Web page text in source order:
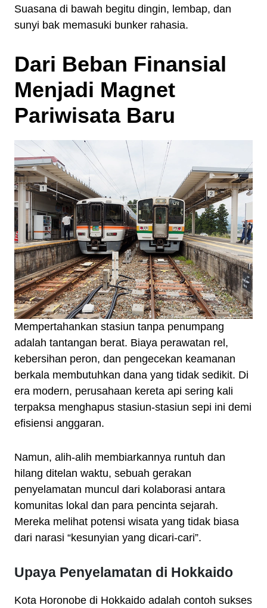
Suasana di bawah begitu dingin, lembap, dan
sunyi bak memasuki bunker rahasia.
Dari Beban Finansial
Menjadi Magnet
Pariwisata Baru
Mempertahankan stasiun tanpa penumpang
adalah tantangan berat. Biaya perawatan rel,
kebersihan peron, dan pengecekan keamanan
berkala membutuhkan dana yang tidak sedikit. Di
era modern, perusahaan kereta api sering kali
terpaksa menghapus stasiun-stasiun sepi ini demi
efisiensi anggaran.
Namun, alih-alih membiarkannya runtuh dan
hilang ditelan waktu, sebuah gerakan
penyelamatan muncul dari kolaborasi antara
komunitas lokal dan para pencinta sejarah.
Mereka melihat potensi wisata yang tidak biasa
dari narasi “kesunyian yang dicari-cari”.
Upaya Penyelamatan di Hokkaido
Kota Horonobe di Hokkaido adalah contoh sukses